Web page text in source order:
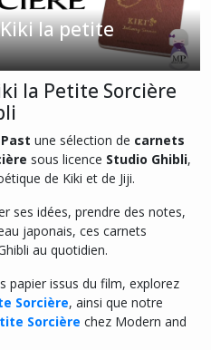
la petite
la Petite Sorcière
une sélection de carnets
sous licence Studio Ghibli,
de Kiki et de Jiji.
ses idées, prendre des notes,
japonais, ces carnets
au quotidien.
papier issus du film, explorez
Sorcière, ainsi que notre
Sorcière chez Modern and